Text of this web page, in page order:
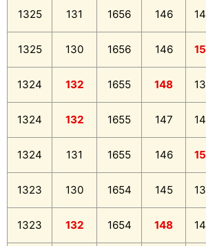
1325 131 1656 146 14
1325 130 1656 146 15
1324 132 1655 148 13
1324 132 1655 147 14
1324 131 1655 146 15
1323 130 1654 145 13
1323 132 1654 148 14